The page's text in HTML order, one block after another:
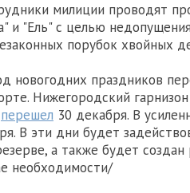
милиции проводят
и "Ель" с целью
порубок хвойных
новогодних праздников
Нижегородский
перешел 30 декабря. В
В эти дни будет
а также будет создан
необходимости/